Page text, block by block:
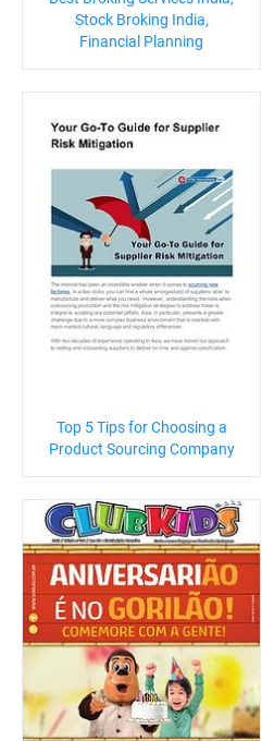
Stock Broking India,
Financial Planning
Top 5 Tips for Choosing a
Product Sourcing Company